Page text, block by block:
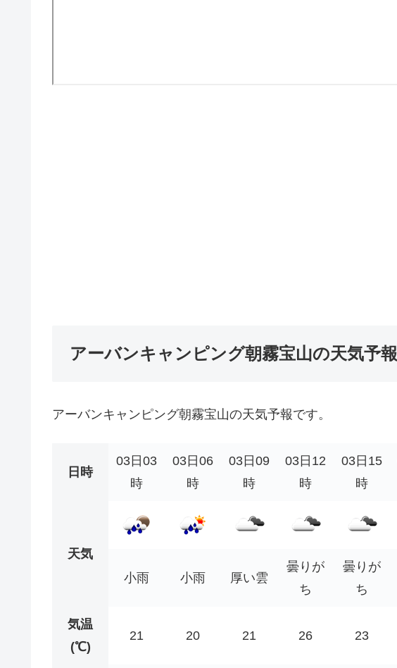
アーバンキャンピング朝霧宝山の天気予報
アーバンキャンピング朝霧宝山の天気予報です。
日時
03日03
時
03日06
時
03日09
時
03日12
時
03日15
時
天気
小雨
小雨 厚い雲
曇りが
ち
曇りが
ち
気温
(℃)
21 20 21 26 23